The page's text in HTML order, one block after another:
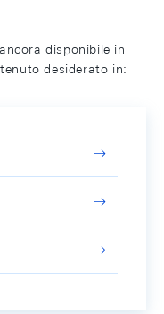
disponibile in
desiderato in: